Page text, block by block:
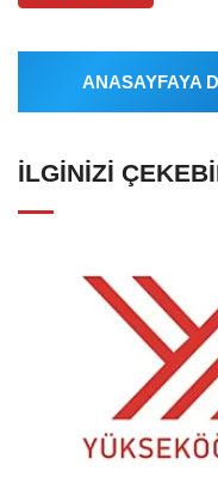
ANASAYFAYA
İLGINIZI